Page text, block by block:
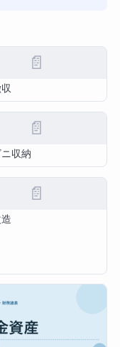
📄
📄
収納
📄